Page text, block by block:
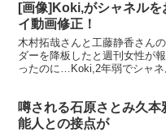
[画像]Koki,がシャネル
イ動画修正！
木村拓哉さんと工藤静香さん
ダーを降板したと週刊女性が
ったのに…Koki,2年弱でシャ
噂される石原さとみ久
能人との接点が